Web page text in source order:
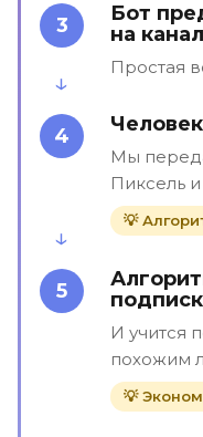
3
Бот
на
Простая
4
Мы
Пиксель
💡
5
И учится
похожим
💡